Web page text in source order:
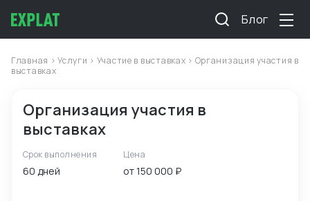
Блог
Главная >Услуги > Участие в выставках > Организация участия в
выставках
Организация участия в
выставках
Срок выполнения
60 дней
Цена
от 150 000 ₽